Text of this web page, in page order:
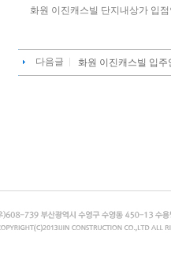
화원 이진캐스빌 단지내상가 입
다음글 화원 이진캐스빌 입주